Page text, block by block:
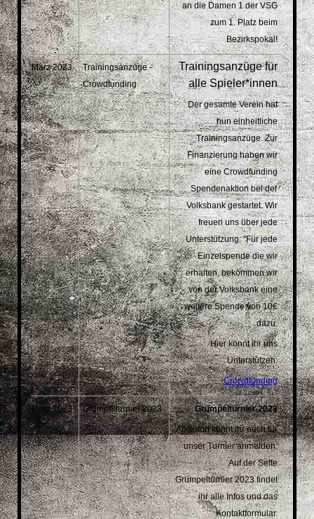
an die Damen 1 der VSG
zum 1. Platz beim
Bezirkspokal!
März 2023
Trainingsanzüge -
Crowdfunding
Trainingsanzüge für
alle Spieler*innen
Der gesamte Verein hat
nun einheitliche
Trainingsanzüge. Zur
Finanzierung haben wir
eine Crowdfunding
Spendenaktion bei der
Volksbank gestartet. Wir
freuen uns über jede
Unterstützung: "Für jede
Einzelspende die wir
erhalten, bekommen wir
von der Volksbank eine
weitere Spende von 10€
dazu.
Hier könnt ihr uns
Unterstützen:
Crowdfunding
März 2023 Grümpelturnier 2023 Grümpelturnier 2023
Ab sofort könnt ihr euch für
unser Turnier anmelden.
Auf der Seite
Grümpelturnier 2023 findet
ihr alle Infos und das
Kontaktformular.